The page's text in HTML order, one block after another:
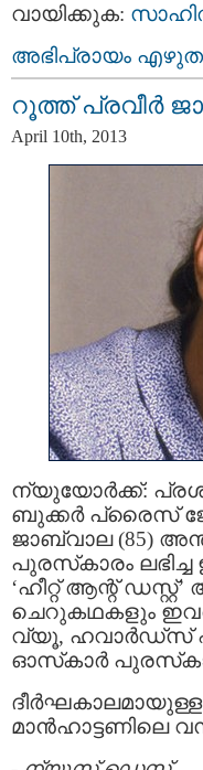
വായിക്കുക:
അഭിപ്രായം
റൂത്ത് പ്രവീര്‍
April 10th, 2013
ന്യുയോര്‍ക്ക്:
ബുക്കര്‍ പ്രൈസ്
ജാബ്‌വാല (85)
പുരസ്‌കാരം
‘ഹീറ്റ് ആന്റ്
ചെറുകഥകളും
വ്യൂ, ഹവാര്‍ഡ്‌സ്
ഓസ്‌കാര്‍
മാന്‍ഹാട്ടണിലെ